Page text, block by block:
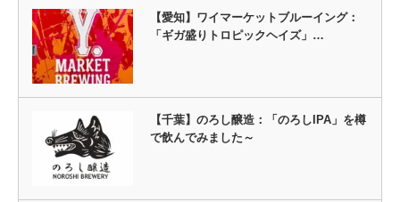
【愛知】ワイマーケットブルーイング：
「ギガ盛りトロピックヘイズ」…
【千葉】のろし醸造：「のろしIPA」を樽
で飲んでみました～